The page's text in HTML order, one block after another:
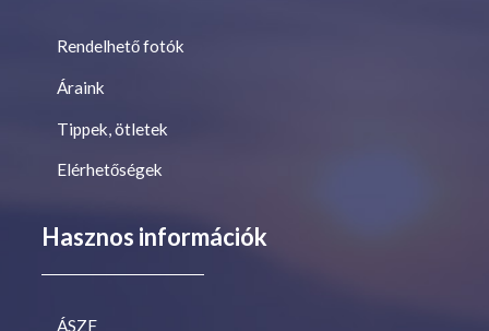
Rendelhető fotók
Áraink
Tippek, ötletek
Elérhetőségek
Hasznos információk
ÁSZF